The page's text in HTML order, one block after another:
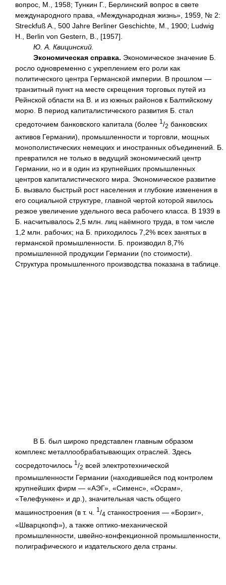
вопрос, М., 1958; Тункин Г., Берлинский вопрос в свете
международного права, «Международная жизнь», 1959, № 2:
Streckfuß A., 500 Jahre Berliner Geschichte, М., 1900; Ludwig
Н., Berlin von Gestern, B., [1957].
Ю. А. Квицинский.
Экономическая справка. Экономическое значение Б.
росло одновременно с укреплением его роли как
политического центра Германской империи. В прошлом —
транзитный пункт на месте скрещения торговых путей из
Рейнской области на В. и из южных районов к Балтийскому
морю. В период капиталистического развития Б. стал
средоточием банковского капитала (более 1 /2 банковских
активов Германии), промышленности и торговли, мощных
монополистических немецких и иностранных объединений. Б.
превратился не только в ведущий экономический центр
Германии, но и в один из крупнейших промышленных
центров капиталистического мира. Экономическое развитие
Б. вызвало быстрый рост населения и глубокие изменения в
его социальной структуре, главной чертой которой явилось
резкое увеличение удельного веса рабочего класса. В 1939 в
Б. насчитывалось 2,5 млн. лиц наёмного труда, в том числе
1,2 млн. рабочих; на Б. приходилось 7,2% всех занятых в
германской промышленности. Б. производил 8,7%
промышленной продукции Германии (по стоимости).
Структура промышленного производства показана в таблице.
В Б. был широко представлен главным образом
комплекс металлообрабатывающих отраслей. Здесь
сосредоточилось 1 /2 всей электротехнической
промышленности Германии (находившейся под контролем
крупнейших фирм — «АЭГ», «Сименс», «Осрам»,
«Телефункен» и др.), значительная часть общего
машиностроения (в т. ч.
1 /4 станкостроения — «Борзиг»,
«Шварцкопф»), а также оптико-механической
промышленности, швейно-конфекционной промышленности,
полиграфического и издательского дела страны.